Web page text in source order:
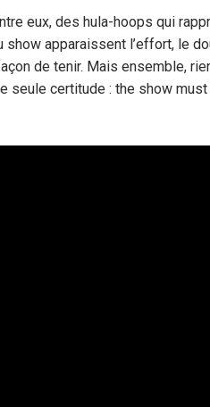
eux, des hula-hoops qui
show apparaissent l’effort, le
de tenir. Mais ensemble,
seule certitude : the show must